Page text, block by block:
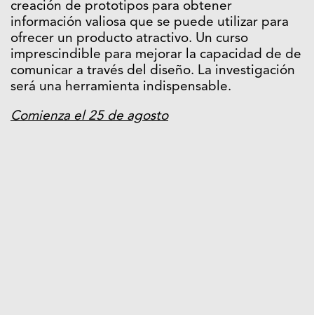
creación de prototipos para obtener
información valiosa que se puede utilizar para
ofrecer un producto atractivo. Un curso
imprescindible para mejorar la capacidad de de
comunicar a través del diseño. La investigación
será una herramienta indispensable.
Comienza el 25 de agosto